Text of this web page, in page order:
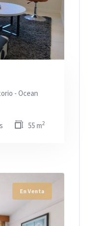
- Ocean
55 m2
En Venta